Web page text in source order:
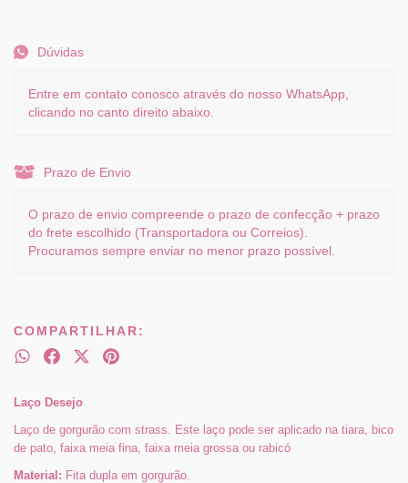
Dúvidas
Entre em contato conosco através do nosso WhatsApp,
clicando no canto direito abaixo.
Prazo de Envio
O prazo de envio compreende o prazo de confecção + prazo
do frete escolhido (Transportadora ou Correios).
Procuramos sempre enviar no menor prazo possível.
COMPARTILHAR:
Laço Desejo
Laço de gorgurão com strass. Este laço pode ser aplicado na tiara, bico
de pato, faixa meia fina, faixa meia grossa ou rabicó
Material: Fita dupla em gorgurão.